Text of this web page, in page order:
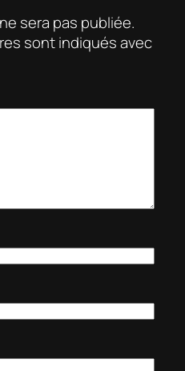
sera pas publiée.
sont indiqués avec